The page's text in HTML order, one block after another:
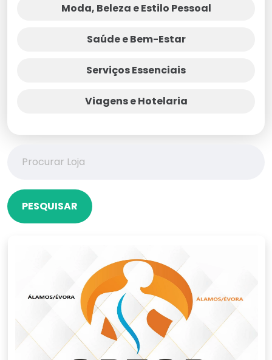
Moda, Beleza e Estilo Pessoal
Saúde e Bem-Estar
Serviços Essenciais
Viagens e Hotelaria
PESQUISAR